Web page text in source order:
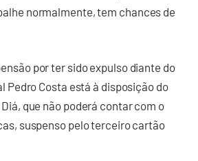
normalmente, tem chances de
por ter sido expulso diante do
Pedro Costa está à disposição do
que não poderá contar com o
suspenso pelo terceiro cartão